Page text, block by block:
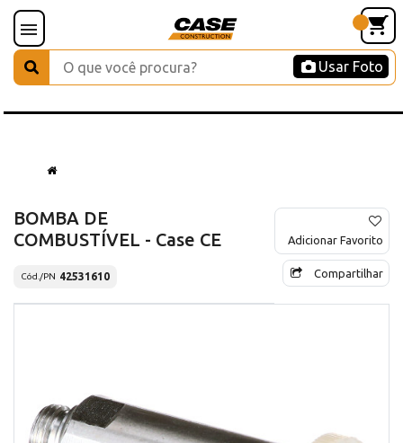
Usar Foto
BOMBA DE
COMBUSTÍVEL - Case CE
Cód./PN 42531610
Adicionar Favorito
Compartilhar